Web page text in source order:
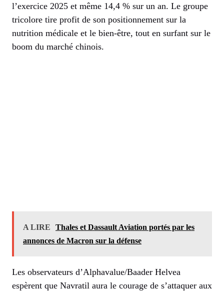
l’exercice 2025 et même 14,4 % sur un an. Le groupe
tricolore tire profit de son positionnement sur la
nutrition médicale et le bien-être, tout en surfant sur le
boom du marché chinois.
A LIRE
Thales et Dassault Aviation portés par les
annonces de Macron sur la défense
Les observateurs d’Alphavalue/Baader Helvea
espèrent que Navratil aura le courage de s’attaquer aux